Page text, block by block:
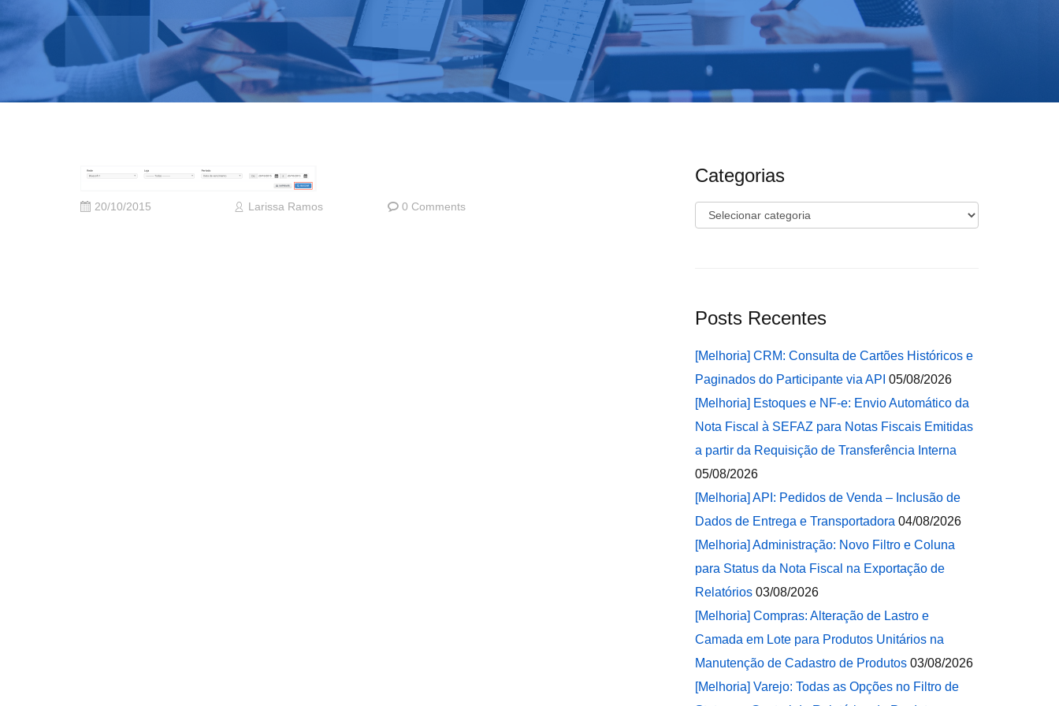
20/10/2015 Larissa Ramos 0 Comments
Categorias
Categorias
Posts Recentes
[Melhoria] CRM: Consulta de Cartões Históricos e
Paginados do Participante via API 05/08/2026
[Melhoria] Estoques e NF-e: Envio Automático da
Nota Fiscal à SEFAZ para Notas Fiscais Emitidas
a partir da Requisição de Transferência Interna
05/08/2026
[Melhoria] API: Pedidos de Venda – Inclusão de
Dados de Entrega e Transportadora 04/08/2026
[Melhoria] Administração: Novo Filtro e Coluna
para Status da Nota Fiscal na Exportação de
Relatórios 03/08/2026
[Melhoria] Compras: Alteração de Lastro e
Camada em Lote para Produtos Unitários na
Manutenção de Cadastro de Produtos 03/08/2026
[Melhoria] Varejo: Todas as Opções no Filtro de